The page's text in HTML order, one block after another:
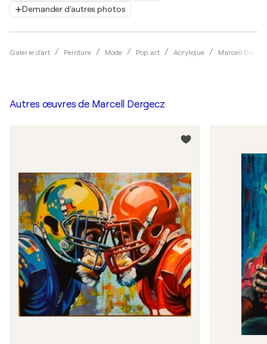
Demander d'autres photos
Galerie d'art Peinture Mode Pop art Acrylique Marcell
Autres œuvres de Marcell Dergecz